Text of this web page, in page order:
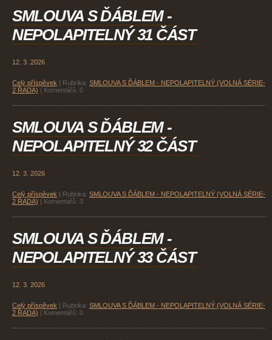
SMLOUVA S ĎÁBLEM -
NEPOLAPITELNÝ 31 ČÁST
12. 3. 2026
Celý příspěvek Rubrika: SMLOUVA S ĎÁBLEM - NEPOLAPITELNÝ (VOLNÁ SÉRIE-
2 ŘADA)
Komentářů: 0
SMLOUVA S ĎÁBLEM -
NEPOLAPITELNÝ 32 ČÁST
12. 3. 2026
Celý příspěvek Rubrika: SMLOUVA S ĎÁBLEM - NEPOLAPITELNÝ (VOLNÁ SÉRIE-
2 ŘADA)
Komentářů: 0
SMLOUVA S ĎÁBLEM -
NEPOLAPITELNÝ 33 ČÁST
12. 3. 2026
Celý příspěvek Rubrika: SMLOUVA S ĎÁBLEM - NEPOLAPITELNÝ (VOLNÁ SÉRIE-
2 ŘADA)
Komentářů: 0